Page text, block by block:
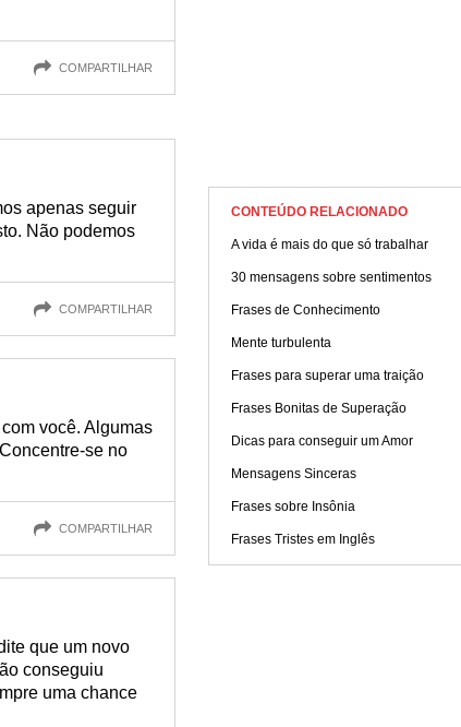
COMPARTILHAR
apenas seguir
Não podemos
COMPARTILHAR
você. Algumas
se no
COMPARTILHAR
que um novo
conseguiu
uma chance
CONTEÚDO RELACIONADO
A vida é mais do que só trabalhar
30 mensagens sobre sentimentos
Frases de Conhecimento
Mente turbulenta
Frases para superar uma traição
Frases Bonitas de Superação
Dicas para conseguir um Amor
Mensagens Sinceras
Frases sobre Insônia
Frases Tristes em Inglês